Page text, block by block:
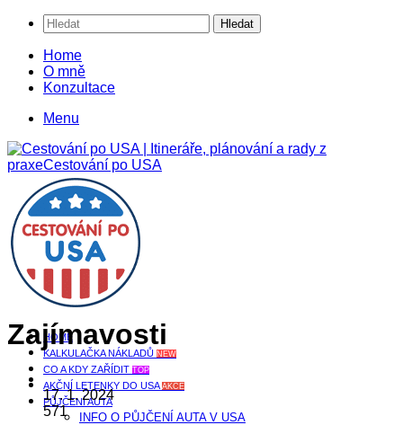
Hledat
Home
O mně
Konzultace
Menu
HOME
KALKULAČKA NÁKLADŮ NEW
CO A KDY ZAŘÍDIT TOP
AKČNÍ LETENKY DO USA AKCE
PŮJČENÍ AUTA
INFO O PŮJČENÍ AUTA V USA
Home/Zajímavosti
Zajímavosti
17. 1. 2024
571